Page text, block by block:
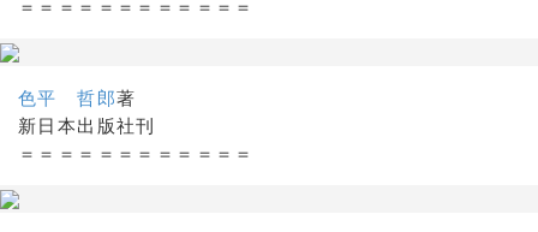
＝＝＝＝＝＝＝＝＝＝＝＝
色平 哲郎著
新日本出版社刊
＝＝＝＝＝＝＝＝＝＝＝＝